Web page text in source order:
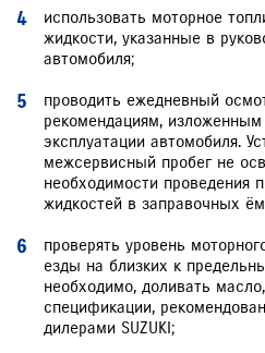
использовать моторное
жидкости, указанные в
автомобиля;
проводить ежедневный
рекомендациям,
эксплуатации автомобиля.
межсервисный пробег не
необходимости проведения
жидкостей в заправочных
проверять уровень
езды на близких к
необходимо, доливать
спецификации,
дилерами SUZUKI;